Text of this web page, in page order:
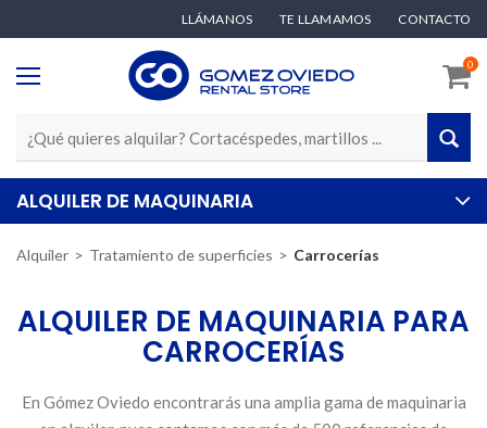
LLÁMANOS TE LLAMAMOS CONTACTO
0
ALQUILER DE MAQUINARIA
Alquiler Tratamiento de superficies Carrocerías
ALQUILER DE MAQUINARIA PARA
CARROCERÍAS
En Gómez Oviedo encontrarás una amplia gama de maquinaria